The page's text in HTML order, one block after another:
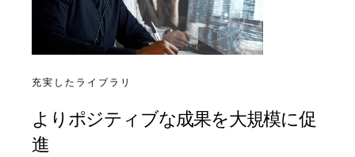
充実したライブラリ
よりポジティブな成果を大規模に促
進